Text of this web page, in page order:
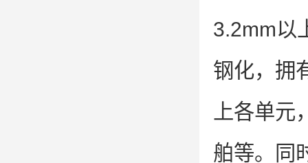
3.2mm以
钢化，拥
上各单
舶等。同